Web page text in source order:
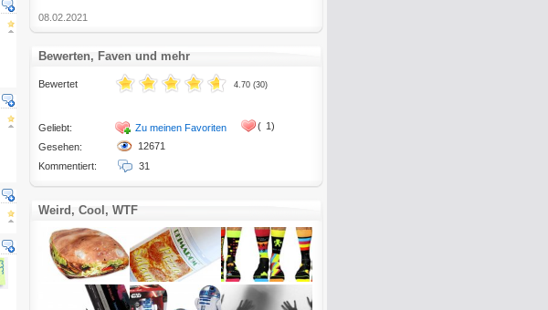
08.02.2021
Bewerten, Faven und mehr
Bewertet
Geliebt:
Gesehen:
Kommentiert:
4.70 (30)
Zu meinen Favoriten
12671
31
( 1)
Weird, Cool, WTF